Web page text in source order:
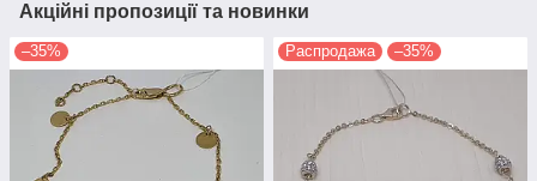
Акційні пропозиції та новинки
–35% Распродажа –35%